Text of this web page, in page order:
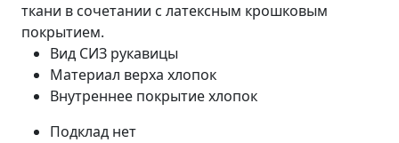
ткани в сочетании с латексным крошковым
покрытием.
Вид СИЗ рукавицы
Материал верха хлопок
Внутреннее покрытиехлопок
Подклад нет